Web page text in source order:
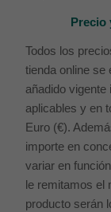
Precio
Todos los
tienda online se
añadido
aplicables y en
Euro (€).
importe en
variar en
le remitamos el
producto serán